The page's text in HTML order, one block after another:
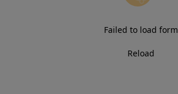
Failed to load form
Reload